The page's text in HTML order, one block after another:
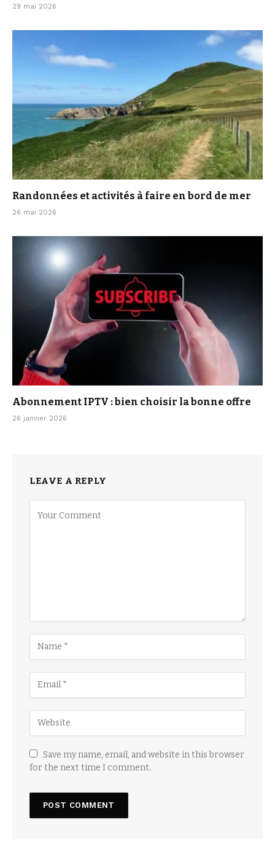
29 mai 2026
Randonnées et activités à faire en bord de mer
26 mai 2026
Abonnement IPTV : bien choisir la bonne offre
26 janvier 2026
LEAVE A REPLY
Save my name, email, and website in this browser
for the next time I comment.